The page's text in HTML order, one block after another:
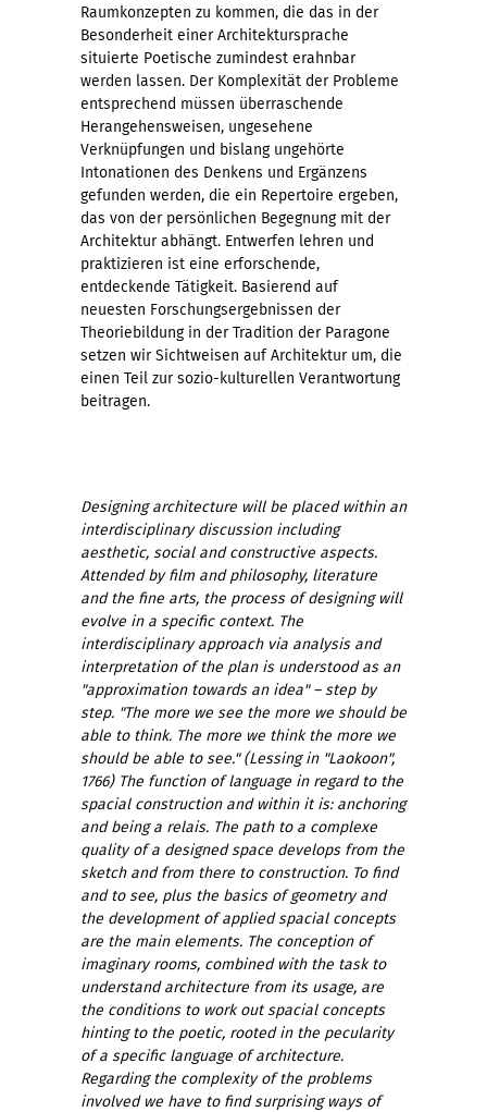
Raumkonzepten zu kommen, die das in der
Besonderheit einer Architektursprache
situierte Poetische zumindest erahnbar
werden lassen. Der Komplexität der Probleme
entsprechend müssen überraschende
Herangehensweisen, ungesehene
Verknüpfungen und bislang ungehörte
Intonationen des Denkens und Ergänzens
gefunden werden, die ein Repertoire ergeben,
das von der persönlichen Begegnung mit der
Architektur abhängt. Entwerfen lehren und
praktizieren ist eine erforschende,
entdeckende Tätigkeit. Basierend auf
neuesten Forschungsergebnissen der
Theoriebildung in der Tradition der Paragone
setzen wir Sichtweisen auf Architektur um, die
einen Teil zur sozio-kulturellen Verantwortung
beitragen.
Designing architecture will be placed within an
interdisciplinary discussion including
aesthetic, social and constructive aspects.
Attended by film and philosophy, literature
and the fine arts, the process of designing will
evolve in a specific context. The
interdisciplinary approach via analysis and
interpretation of the plan is understood as an
"approximation towards an idea" – step by
step. "The more we see the more we should be
able to think. The more we think the more we
should be able to see." (Lessing in "Laokoon",
1766) The function of language in regard to the
spacial construction and within it is: anchoring
and being a relais. The path to a complexe
quality of a designed space develops from the
sketch and from there to construction. To find
and to see, plus the basics of geometry and
the development of applied spacial concepts
are the main elements. The conception of
imaginary rooms, combined with the task to
understand architecture from its usage, are
the conditions to work out spacial concepts
hinting to the poetic, rooted in the pecularity
of a specific language of architecture.
Regarding the complexity of the problems
involved we have to find surprising ways of